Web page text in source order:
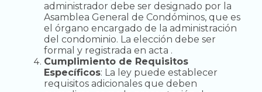
administrador debe ser designado por la
Asamblea General de Condóminos, que es
el órgano encargado de la administración
del condominio. La elección debe ser
formal y registrada en acta .
Cumplimiento de Requisitos
Específicos: La ley puede establecer
requisitos adicionales que deben